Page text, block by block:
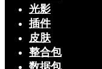
光影
插件
皮肤
整合包